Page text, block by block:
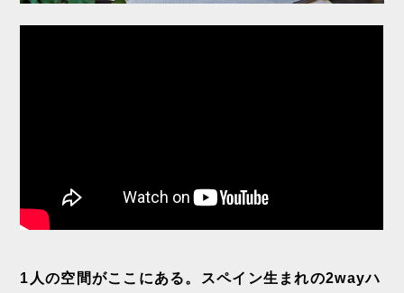
1人の空間がここにある。スペイン生まれの2wayハ